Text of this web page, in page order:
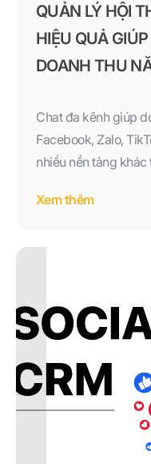
QUẢN LÝ HỘI
HIỆU QUẢ
DOANH THU
Chat đa kênh giúp
Facebook, Zalo,
nhiều nền tảng
kênh hiệu quả để
Xem thêm